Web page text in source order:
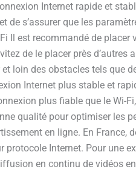
Internet rapide et
s’assurer que les
Il est recommandé de
de le placer près
loin des obstacles tels que
Internet plus stable et
plus fiable que le Wi-
qualité pour optimiser les
en ligne. En France,
Internet. Pour une
en continu de vidéos